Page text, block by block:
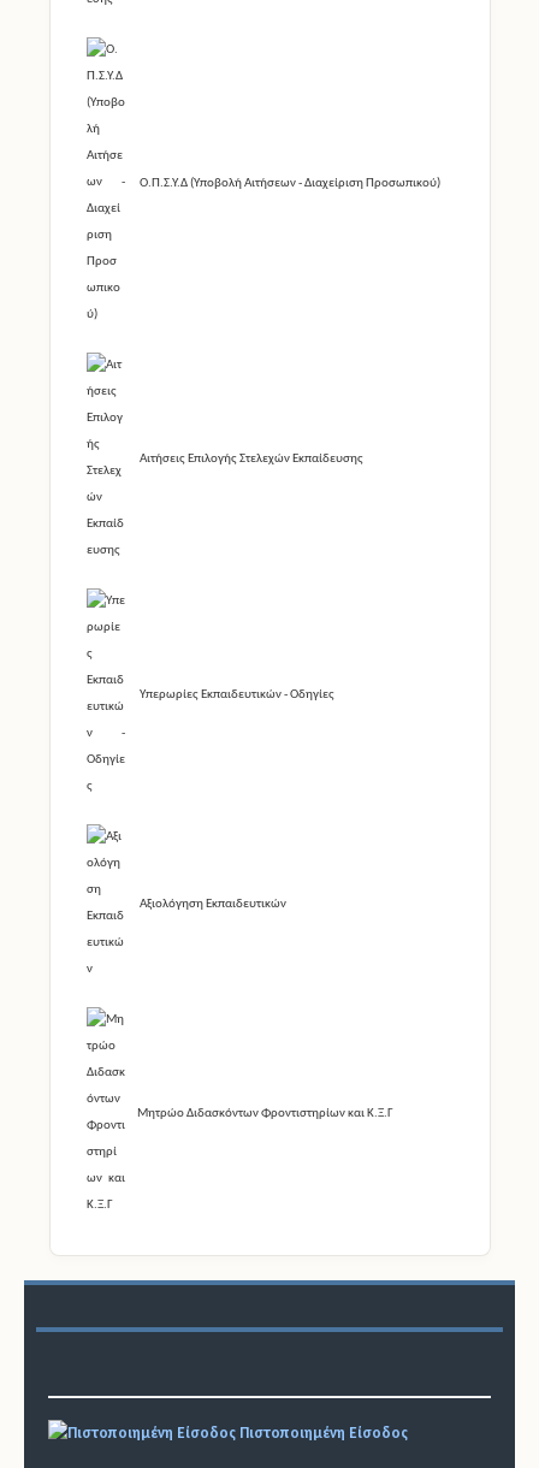
Ο.Π.Σ.Υ.Δ (Υποβολή Αιτήσεων - Διαχείριση Προσωπικού)
Αιτήσεις Επιλογής Στελεχών Εκπαίδευσης
Υπερωρίες Εκπαιδευτικών - Οδηγίες
Αξιολόγηση Εκπαιδευτικών
Μητρώο Διδασκόντων Φροντιστηρίων και Κ.Ξ.Γ
Πιστοποιημένη Είσοδος